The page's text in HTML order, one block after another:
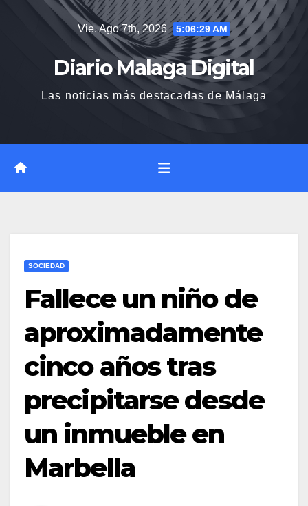
Vie. Ago 7th, 2026 5:06:30 AM
Diario Malaga Digital
Las noticias más destacadas de Málaga
SOCIEDAD
Fallece un niño de
aproximadamente
cinco años tras
precipitarse desde
un inmueble en
Marbella